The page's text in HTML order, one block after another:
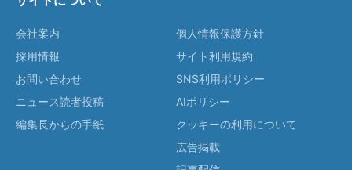
会社案内
採用情報
お問い合わせ
ニュース読者投稿
編集長からの手紙
個人情報保護方針
サイト利用規約
SNS利用ポリシー
AIポリシー
クッキーの利用について
広告掲載